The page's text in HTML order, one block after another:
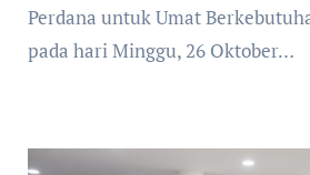
Perdana untuk Umat
pada hari Minggu, 26 Oktober…